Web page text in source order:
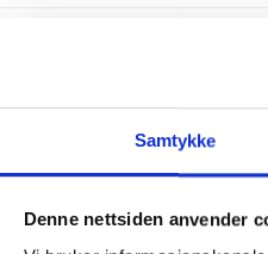
Samtykke
Denne nettsiden anvender